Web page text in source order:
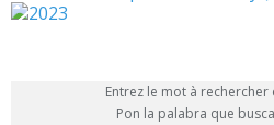
Entrez le mot à rechercher
Pon la palabra que